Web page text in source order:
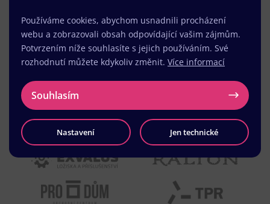
Používáme cookies, abychom usnadnili procházení
webu a zobrazovali obsah odpovídající vašim zájmům.
Potvrzením níže souhlasíte s jejich používáním. Své
rozhodnutí můžete kdykoliv změnit. Více informací
Souhlasím
Nastavení Jen technické